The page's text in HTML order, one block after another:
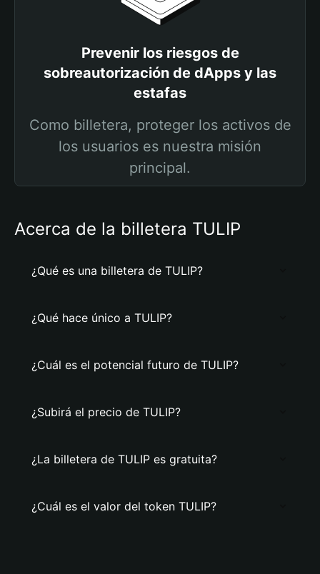
Prevenir los riesgos de
sobreautorización de dApps y las
estafas
Como billetera, proteger los activos de
los usuarios es nuestra misión
principal.
Acerca de la billetera TULIP
¿Qué es una billetera de TULIP?
¿Qué hace único a TULIP?
¿Cuál es el potencial futuro de TULIP?
¿Subirá el precio de TULIP?
¿La billetera de TULIP es gratuita?
¿Cuál es el valor del token TULIP?